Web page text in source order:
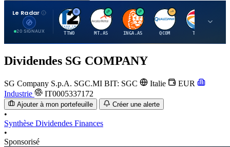
Le Radar
20 SIGNAUX
T
TTWO
A
MT.AS
I
INGA.AS
Q
QCOM
T
TTE
Dividendes SG COMPANY
SG Company S.p.A. SGC.MI BIT: SGC Italie
EUR
Industrie
IT0005337172
Ajouter à mon portefeuille Créer une alerte
•
Synthèse Dividendes Finances
•
Sponsorisé